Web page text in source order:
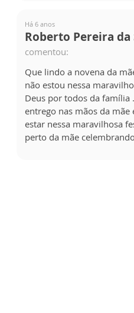
Há 6 anos
Roberto Pereira da
comentou:
Que lindo a novena da
não estou nessa
Deus por todos da
entrego nas mãos da
estar nessa maravilhosa
perto da mãe